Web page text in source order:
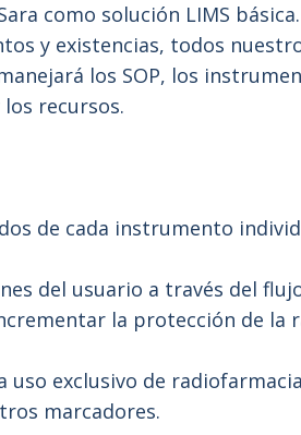
como solución LIMS
y existencias, todos
los SOP, los
recursos.
de cada instrumento
del usuario a través del
la protección de la
exclusivo de
marcadores.